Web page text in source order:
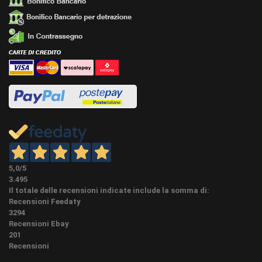
alluminio da mm40.
PEZZI
SPECIALI
battiscopa in alluminiuo altezza mm 40 o associati a
CAMPIONI
Possibile ordinare una campionatura cliccando sul
bottone campionatura nei dettagli dell'articolo. Per
costi e quantità cliccare il bottone "ordina
campionatura" e LEGGERE BENE LE NOTE.
METODO DI
POSA
A colla. Il tutto acquistabile nella categoria
accessori per la posa del battiscopa o vedi sotto
accessori abbinati ove presenti.Su richiesta è
possibile averlo anche autoadesivo
Per un lavoro a regola d'arte, il taglio degli spigoli e
degli angoli deve avvenire mediante una troncatrice
dell'altezza del materiale. La lama deve essere ben
5,0/5
3.495
Il totale delle recensioni indicate include la somma di:
Recensioni Feedaty
3294
Recensioni Ebay
201
Recensioni